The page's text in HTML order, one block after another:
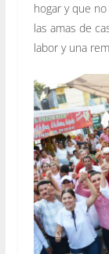
hogar y que
las amas de
labor y una